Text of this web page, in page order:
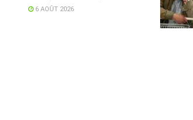
ressentent pas l’amélioration
6 AOÛT 2026